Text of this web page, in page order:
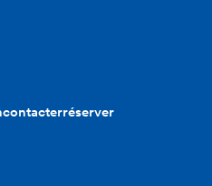
contacterréserver